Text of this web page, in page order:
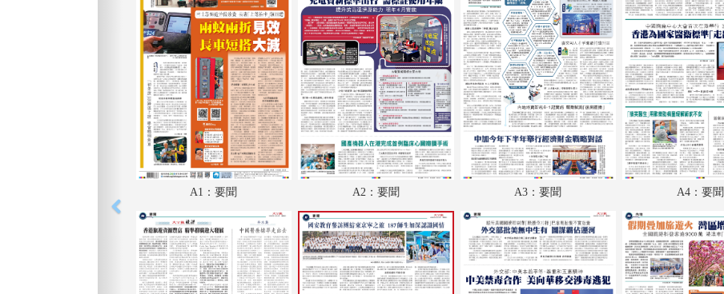
A20：副刊
A21：國際
A22：國際
A1：要聞 A2：要聞 A3：要聞 A4：要聞